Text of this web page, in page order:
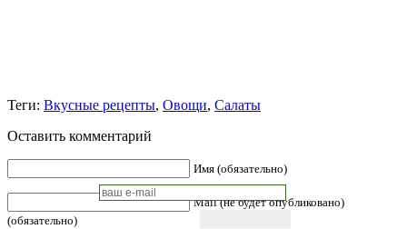
Теги: Вкусные рецепты, Овощи, Салаты
Оставить комментарий
Имя (обязательно)
Mail (не будет опубликовано)
(обязательно)